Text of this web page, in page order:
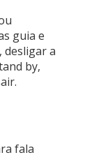
guia e
desligar a
by,
fala